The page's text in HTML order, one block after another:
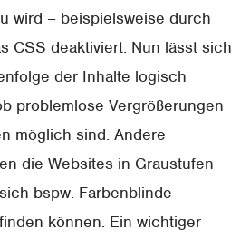
wird – beispielsweise durch
CSS deaktiviert. Nun lässt sich
der Inhalte logisch
problemlose Vergrößerungen
möglich sind. Andere
die Websites in Graustufen
bspw. Farbenblinde
können. Ein wichtiger